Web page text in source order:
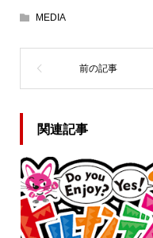
MEDIA
関連記事